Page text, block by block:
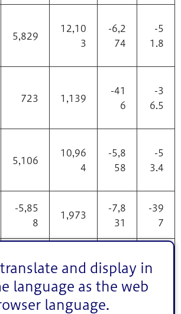
and display in
language as the web
language.
5,829
12,10
3
-6,2
74
-5
1.8
723 1,139
-41
6
-3
6.5
5,106
10,96
4
-5,8
58
-5
3.4
-5,85
8
1,973
-7,8
31
-39
7
7
9,545
03
3,000 4,500